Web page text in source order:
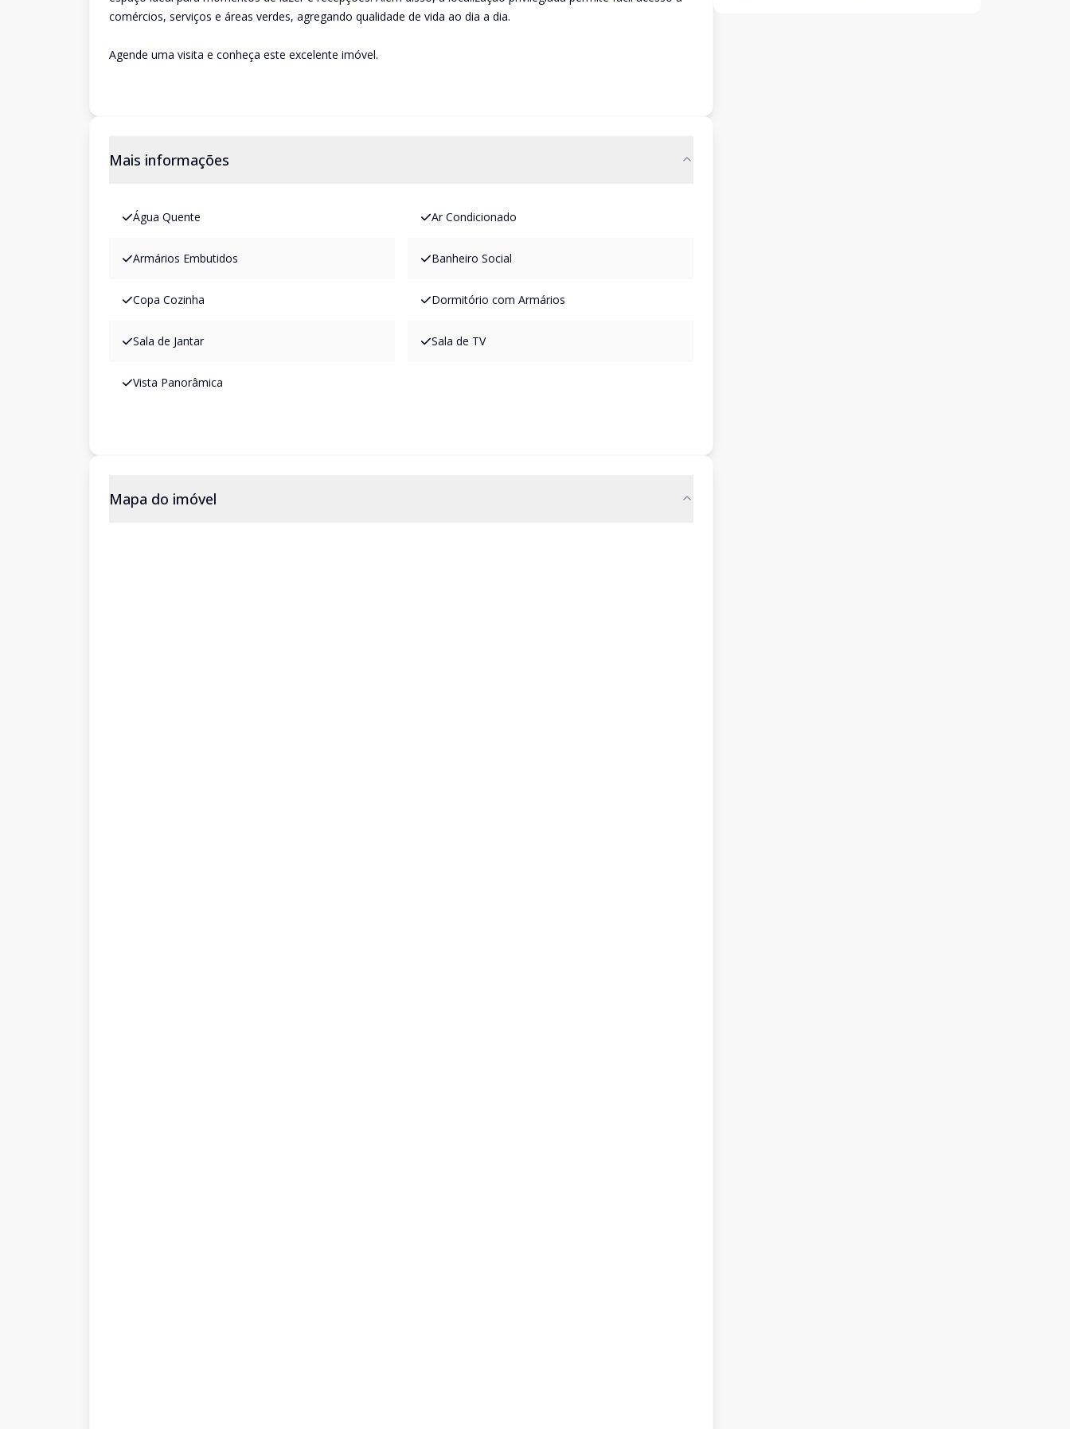
comércios, serviços e áreas verdes, agregando qualidade de vida ao dia a dia.
Agende uma visita e conheça este excelente imóvel.
Mais informações
Água Quente Ar Condicionado
Armários Embutidos Banheiro Social
Copa Cozinha Dormitório com Armários
Sala de Jantar Sala de TV
Vista Panorâmica
Mapa do imóvel